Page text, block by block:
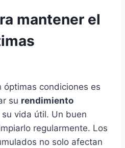
mantener el
óptimas condiciones es
su rendimiento
vida útil. Un buen
regularmente. Los
no solo afectan